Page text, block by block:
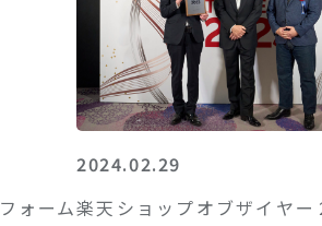
ォーム
2024.02.29
楽天ショップオブザイヤー